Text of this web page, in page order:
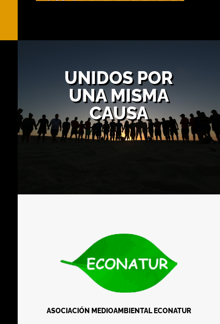
UNIDOS POR
UNA MISMA
CAUSA
ASOCIACIÓN MEDIOAMBIENTAL ECONATUR